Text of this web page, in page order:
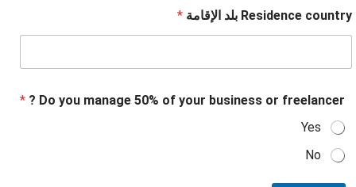
Residence country بلد الإقامة *
Do you manage 50% of your business or freelancer ?
*
Yes
No